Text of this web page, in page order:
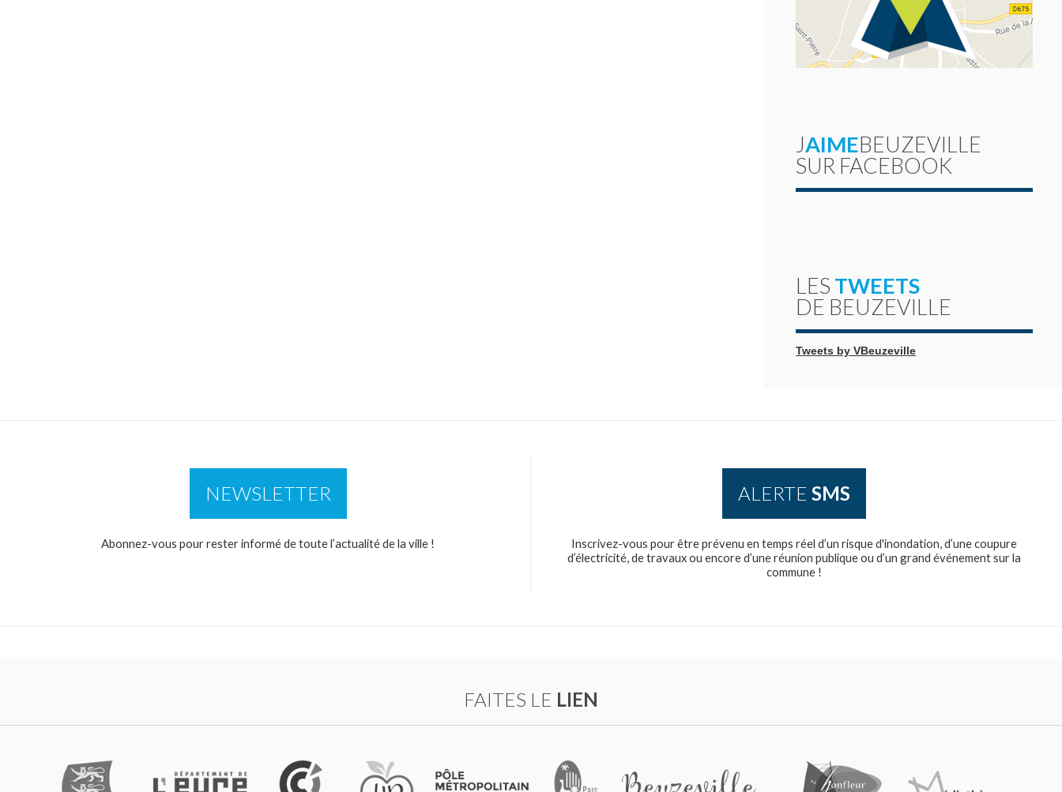
JAIMEBEUZEVILLE
SUR FACEBOOK
LES TWEETS
DE BEUZEVILLE
Tweets by VBeuzeville
NEWSLETTER
Abonnez-vous pour rester informé de toute l’actualité de la ville !
ALERTE SMS
Inscrivez-vous pour être prévenu en temps réel d’un risque d'inondation, d’une coupure
d’électricité, de travaux ou encore d’une réunion publique ou d’un grand événement sur la
commune !
FAITES LE LIEN